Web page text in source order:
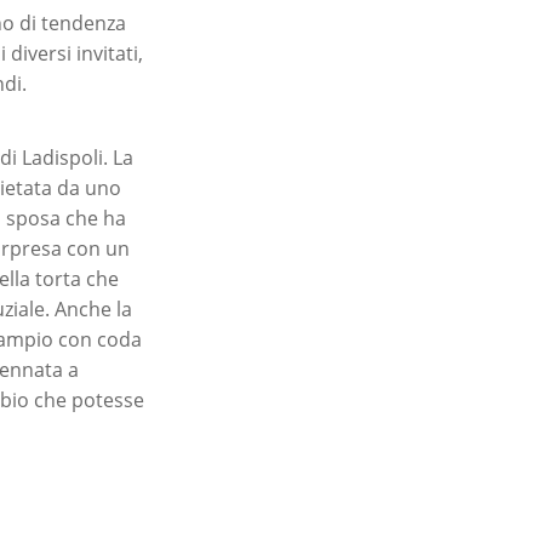
di tendenza
diversi invitati,
Ladispoli. La
da uno
che ha
con un
torta che
Anche la
con coda
a
che potesse